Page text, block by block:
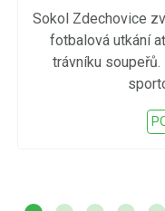
Sokol Zdechovice
fotbalová utkání
trávníku